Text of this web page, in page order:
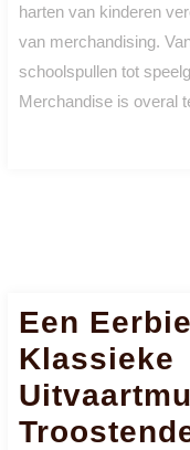
harten van kinderen
van merchandising.
schoolspullen tot
Merchandise is overal
Een
Klassieke